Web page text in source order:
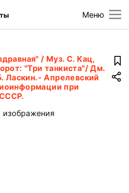
Меню
/ Муз. С. Кац,
"Три танкиста"/ Дм.
Ласкин.- Апрелевский
при
изображения